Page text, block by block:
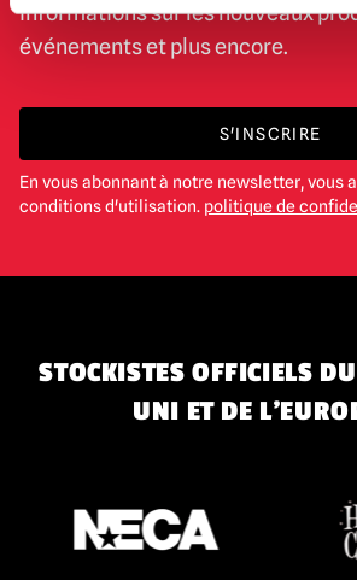
informations sur les nouveaux
événements et plus encore.
S'INSCRIRE
En vous abonnant à notre newsletter, vous
conditions d'utilisation. politique de
STOCKISTES OFFICIELS
UNI ET DE